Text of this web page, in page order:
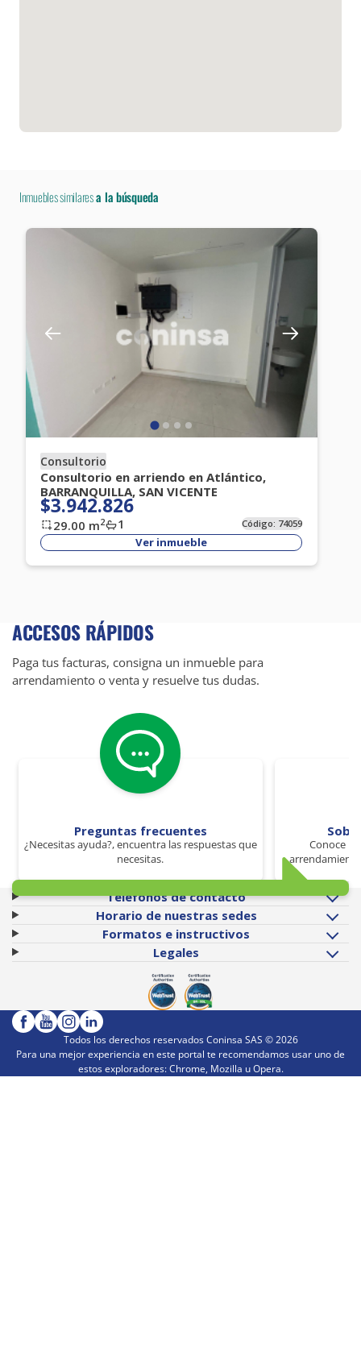
Inmuebles similaresa la búsqueda
Consultorio
Consultorio en arriendo en Atlántico,
BARRANQUILLA, SAN VICENTE
$3.942.826
29.00 m2 1 Código: 74059
Ver inmueble
ACCESOS RÁPIDOS
Paga tus facturas, consigna un inmueble para
arrendamiento o venta y resuelve tus dudas.
Preguntas frecuentes
¿Necesitas ayuda?, encuentra las respuestas que
necesitas.
Conoce
Teléfonos de contacto
Horario de nuestras sedes
Formatos e instructivos
Legales
Todos los derechos reservados Coninsa SAS ©2026
Para una mejor experiencia en este portal te recomendamos usar uno de
estos exploradores: Chrome, Mozilla u Opera.